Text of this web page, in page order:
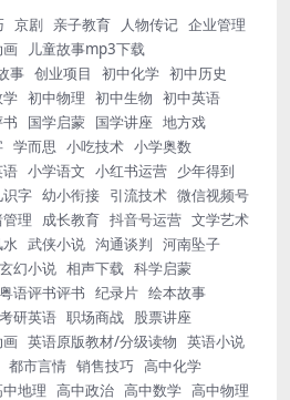
京剧 亲子教育 人物传记 企业管理
画
儿童故事mp3下载
事 创业项目 初中化学 初中历史
学 初中物理 初中生物 初中英语
国学启蒙 国学讲座 地方戏
学而思 小吃技术 小学奥数
语 小学语文 小红书运营 少年得到
字 幼小衔接 引流技术 微信视频号
理 成长教育 抖音号运营 文学艺术
水 武侠小说 沟通谈判 河南坠子
玄幻小说 相声下载 科学启蒙
粤语评书评书 纪录片 绘本故事
考研英语 职场商战 股票讲座
画 英语原版教材/分级读物 英语小说
都市言情 销售技巧 高中化学
地理 高中政治 高中数学 高中物理